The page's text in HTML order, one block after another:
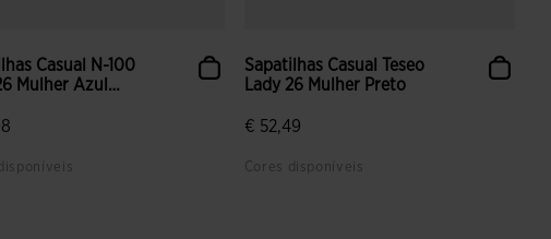
Casual N-100
Mulher Azul
Sapatilhas Casual Teseo
Lady 26 Mulher Preto
€ 52,49
Cores disponíveis